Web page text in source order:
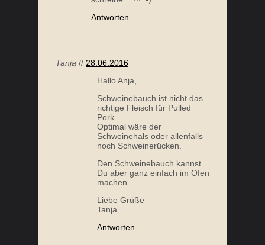
richtige Fleisch für Pulled
noch Schweinerücken.
Den Schweinebauch kannst
Du aber ganz einfach im Ofen
machen.
Liebe Grüße
Tanja
Antworten
Anja Neumann//28.06.2016
Hallo Tanja, das dachte ich
mir auch schon…aber im
Rezept steht halt das man
1000 g Schweinebauch /